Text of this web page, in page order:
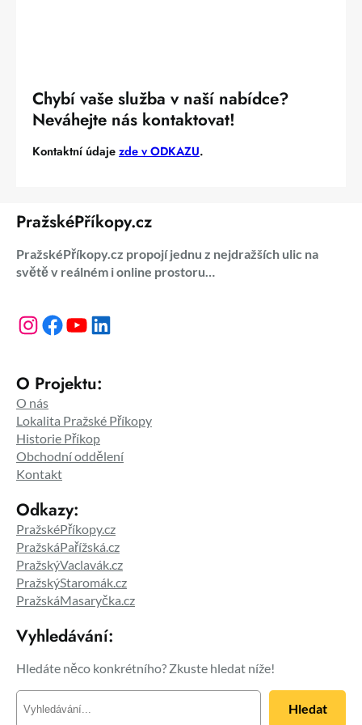
Chybí vaše služba v naší nabídce?
Neváhejte nás kontaktovat!
Kontaktní údajezde v ODKAZU.
PražskéPříkopy.cz
PražskéPříkopy.cz propojí jednu z nejdražších ulic na
světě v reálném i online prostoru…
Instagram Facebook YouTube LinkedIn
O Projektu:
O nás
Lokalita Pražské Příkopy
Historie Příkop
Obchodní oddělení
Kontakt
Odkazy:
PražskéPříkopy.cz
PražskáPařížská.cz
PražskýVaclavák.cz
PražskýStaromák.cz
PražskáMasaryčka.cz
Vyhledávání:
Hledáte něco konkrétního? Zkuste hledat níže!
Hledat